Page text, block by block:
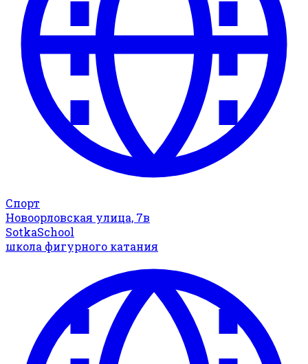
Спорт
Новоорловская улица, 7в
SotkaSchool
школа фигурного катания